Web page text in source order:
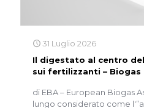
31 Luglio 2026
Il digestato al centro
sui fertilizzanti – Biogas
di EBA – European Biogas
lungo considerato come